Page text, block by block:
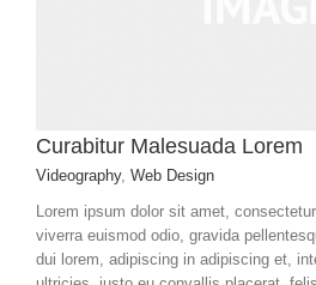
Curabitur Malesuada Lorem
Videography, Web Design
Lorem ipsum dolor sit amet,
viverra euismod odio, gravida
dui lorem, adipiscing in adipiscing et,